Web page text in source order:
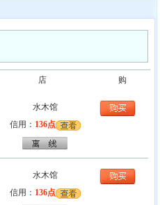
店 购
水木馆
信用： 136点
水木馆
信用： 136点